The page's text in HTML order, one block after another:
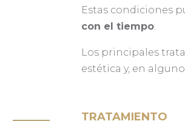
Estas condiciones
con el tiempo
Los principales
estética y, en
TRATAMIENTO